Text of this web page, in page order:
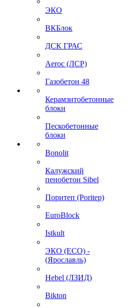
ЭКО
ВКБлок
ДСК ГРАС
Aeroc (ЛСР)
Газобетон 48
Керамзитобетонные
блоки
Пескобетонные
блоки
Bonolit
Калужский
пенобетон Sibel
Поритеп (Poritep)
EuroBlock
Istkult
ЭКО (ECO) -
(Ярославль)
Hebel (ЛЗИД)
Bikton